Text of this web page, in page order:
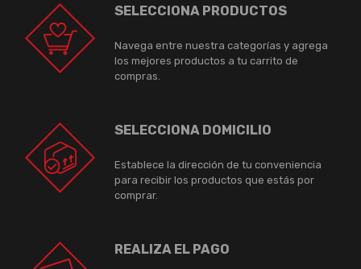
SELECCIONA PRODUCTOS
Navega entre nuestra categorías y agrega
los mejores productos a tu carrito de
compras.
SELECCIONA DOMICILIO
Establece la dirección de tu conveniencia
para recibir los productos que estás por
comprar.
REALIZA EL PAGO